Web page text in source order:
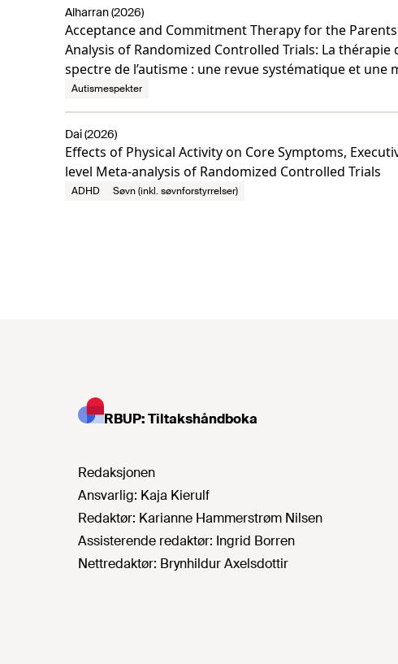
Acceptance and Commitment Therapy for the
Analysis of Randomized Controlled Trials: La
spectre de l’autisme : une revue systématique et
Alharran (2026)
Autismespekter
Effects of Physical Activity on Core Symptoms,
level Meta-analysis of Randomized Controlled Trials
Dai (2026)
ADHD Søvn (inkl. søvnforstyrrelser)
RBUP: Tiltakshåndboka
Redaksjonen
Ansvarlig: Kaja Kierulf
Redaktør: Karianne Hammerstrøm Nilsen
Assisterende redaktør: Ingrid Borren
Nettredaktør: Brynhildur Axelsdottir